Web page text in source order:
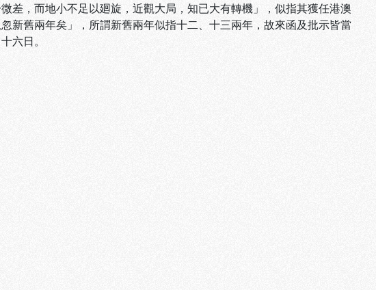
而地小不足以廻旋，近觀大局，知已大有轉機」，似指其獲任港澳
兩年矣」，所謂新舊兩年似指十二、十三兩年，故來函及批示皆當
日。